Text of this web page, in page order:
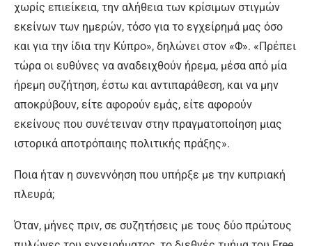
χωρίς επιείκεια, την αλήθεια των κρίσιμων στιγμών
εκείνων των ημερών, τόσο για το εγχείρημά μας όσο
και για την ίδια την Κύπρο», δηλώνει στον «Φ». «Πρέπει
τώρα οι ευθύνες να αναδειχθούν ήρεμα, μέσα από μία
ήρεμη συζήτηση, έστω και αντιπαράθεση, και να μην
αποκρύβουν, είτε αφορούν εμάς, είτε αφορούν
εκείνους που συνέτειναν στην πραγματοποίηση μιας
ιστορικά αποτρόπαιης πολιτικής πράξης».
Ποια ήταν η συνεννόηση που υπήρξε με την κυπριακή
πλευρά;
Όταν, μήνες πριν, σε συζητήσεις με τους δύο πρώτους